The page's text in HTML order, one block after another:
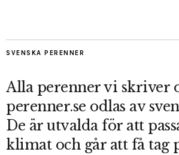
SVENSKA PERENNER
Alla perenner vi skriver
perenner.se odlas av
De är utvalda för att
klimat och går att få tag